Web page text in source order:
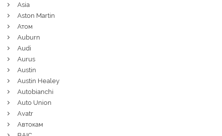
Asia
Aston Martin
Атом
Auburn
Audi
Aurus
Austin
Austin Healey
Autobianchi
Auto Union
Avatr
Автокам